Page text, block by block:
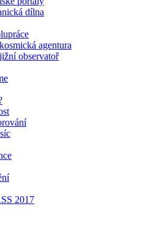
dílna
agentura
observatoř
2017